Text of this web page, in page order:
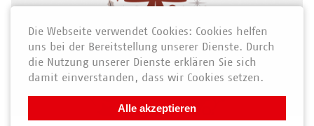
Die Webseite verwendet Cookies: Cookies helfen
uns bei der Bereitstellung unserer Dienste. Durch
die Nutzung unserer Dienste erklären Sie sich
damit einverstanden, dass wir Cookies setzen.
Alle akzeptieren